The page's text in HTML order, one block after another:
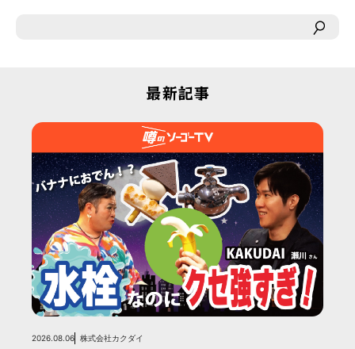
最新記事
2026.08.06 株式会社カクダイ